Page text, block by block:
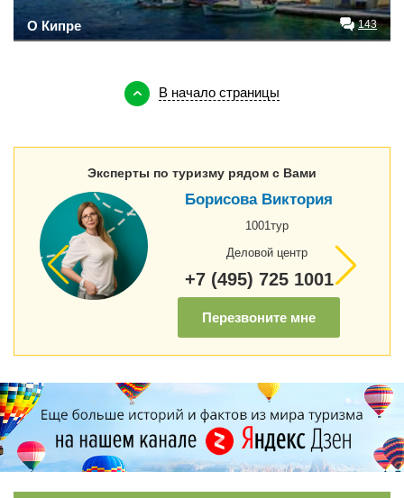
О Кипре 143
В начало страницы
Эксперты по туризму рядом с Вами
Борисова Виктория
1001тур
Деловой центр
+7 (495) 725 1001
Перезвоните мне